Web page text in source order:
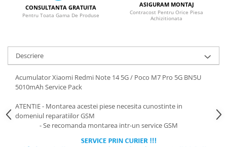
Ecrane Pentru MOTOROLA
MOTOROLA COMPATIBILE
Ecrane Pentru XIAOMI
XIAOMI COMPATIBILE
XIAOMI SERVICE PACK
NOKIA COMPATIBILE
Ecrane Pentru VIVO
CONSULTANTA GRATUITA
Pentru Toata Gama De Produse
ASIGURAM MONTAJ
Contracost Pentru Orice Piesa
Achizitionata
Descriere
Acumulator Xiaomi Redmi Note 14 5G / Poco M7 Pro 5G BN5U
5010mAh Service Pack
ATENTIE - Montarea acestei piese necesita cunostinte in
domeniul reparatiilor GSM
- Se recomanda montarea intr-un service GSM